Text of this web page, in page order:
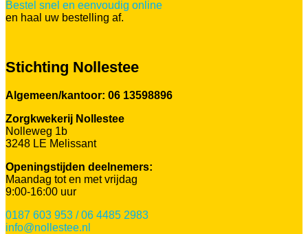
Bestel snel en eenvoudig online
en haal uw bestelling af.
Stichting Nollestee
Algemeen/kantoor: 06 13598896
Zorgkwekerij Nollestee
Nolleweg 1b
3248 LE Melissant
Openingstijden deelnemers:
Maandag tot en met vrijdag
9:00-16:00 uur
0187 603 953 / 06 4485 2983
info@nollestee.nl